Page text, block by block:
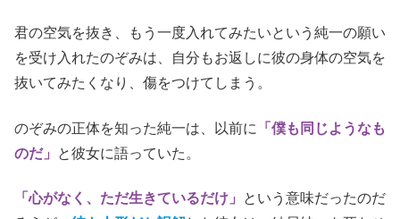
君の空気を抜き、もう一度入れてみたいという純一の願い
を受け入れたのぞみは、自分もお返しに彼の身体の空気を
抜いてみたくなり、傷をつけてしまう。
のぞみの正体を知った純一は、以前に
「僕も同じようなも
のだ」
と彼女に語っていた。
「心がなく、ただ生きているだけ」
という意味だったのだ